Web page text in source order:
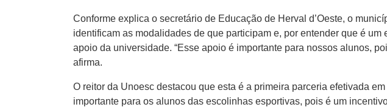
Conforme explica o secretário de Educação de Herval d’Oeste, o
identificam as modalidades de que participam e, por entender que é
apoio da universidade. “Esse apoio é importante para nossos alunos,
afirma.
O reitor da Unoesc destacou que esta é a primeira parceria efetivada
importante para os alunos das escolinhas esportivas, pois é um